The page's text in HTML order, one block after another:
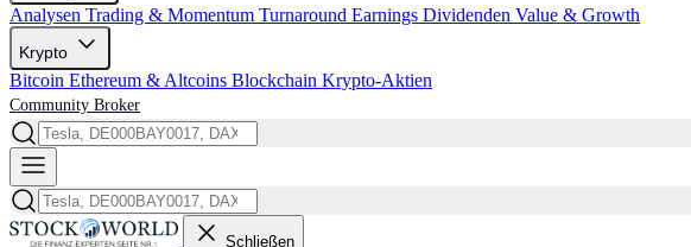
Analysen Trading & Momentum Turnaround Earnings Dividenden Value & Growth
Krypto
Bitcoin Ethereum & Altcoins Blockchain Krypto-Aktien
Community Broker
Schließen